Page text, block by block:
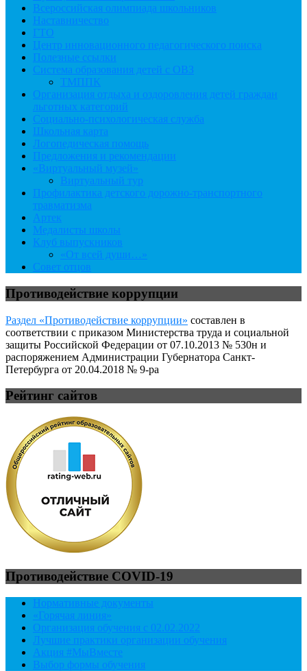
Всероссийская олимпиада школьников
Наставничество
ГТО
Центр инновационного педагогического поиска
Полезные ссылки
Система образования детей с ОВЗ
ТМППК
Организация отдыха и оздоровления детей граждан
льготных категорий
Социально-психологическая служба
Школьная карта
Логопедическая помощь
Предложения и рекомендации
«Виртуальный музей»
Виртуальный тур
Профилактика детского дорожно-транспортного
травматизма
Артек
Медалисты школы
Клуб выпускников
«От всей души…»
Совет отцов
Противодействие коррупции
Раздел «Противодействие коррупции» составлен в
соответствии с приказом Министерства труда и социальной
защиты Российской Федерации от 07.10.2013 № 530н и
распоряжением Администрации Губернатора Санкт-
Петербурга от 20.04.2018 № 9-ра
Рейтинг сайтов
Противодействие COVID-19
Нормативные документы
«Горячая линия»
Организация обучения с 02.02.2022
Лучшие практики организации обучения
Акция #МыВместе
Выбор формы обучения